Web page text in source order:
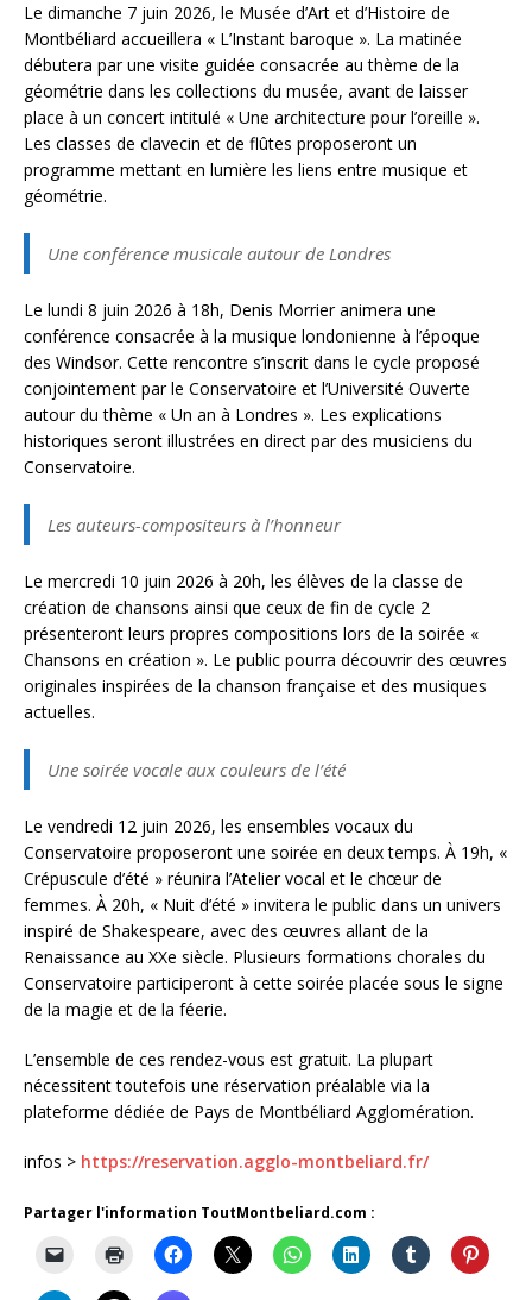
Le dimanche 7 juin 2026, le Musée d’Art et d’Histoire de
Montbéliard accueillera « L’Instant baroque ». La matinée
débutera par une visite guidée consacrée au thème de la
géométrie dans les collections du musée, avant de laisser
place à un concert intitulé « Une architecture pour l’oreille ».
Les classes de clavecin et de flûtes proposeront un
programme mettant en lumière les liens entre musique et
géométrie.
Une conférence musicale autour de Londres
Le lundi 8 juin 2026 à 18h, Denis Morrier animera une
conférence consacrée à la musique londonienne à l’époque
des Windsor. Cette rencontre s’inscrit dans le cycle proposé
conjointement par le Conservatoire et l’Université Ouverte
autour du thème « Un an à Londres ». Les explications
historiques seront illustrées en direct par des musiciens du
Conservatoire.
Les auteurs-compositeurs à l’honneur
Le mercredi 10 juin 2026 à 20h, les élèves de la classe de
création de chansons ainsi que ceux de fin de cycle 2
présenteront leurs propres compositions lors de la soirée «
Chansons en création ». Le public pourra découvrir des œuvres
originales inspirées de la chanson française et des musiques
actuelles.
Une soirée vocale aux couleurs de l’été
Le vendredi 12 juin 2026, les ensembles vocaux du
Conservatoire proposeront une soirée en deux temps. À 19h, «
Crépuscule d’été » réunira l’Atelier vocal et le chœur de
femmes. À 20h, « Nuit d’été » invitera le public dans un univers
inspiré de Shakespeare, avec des œuvres allant de la
Renaissance au XXe siècle. Plusieurs formations chorales du
Conservatoire participeront à cette soirée placée sous le signe
de la magie et de la féerie.
L’ensemble de ces rendez-vous est gratuit. La plupart
nécessitent toutefois une réservation préalable via la
plateforme dédiée de Pays de Montbéliard Agglomération.
infos > https://reservation.agglo-montbeliard.fr/
Partager l'information ToutMontbeliard.com :